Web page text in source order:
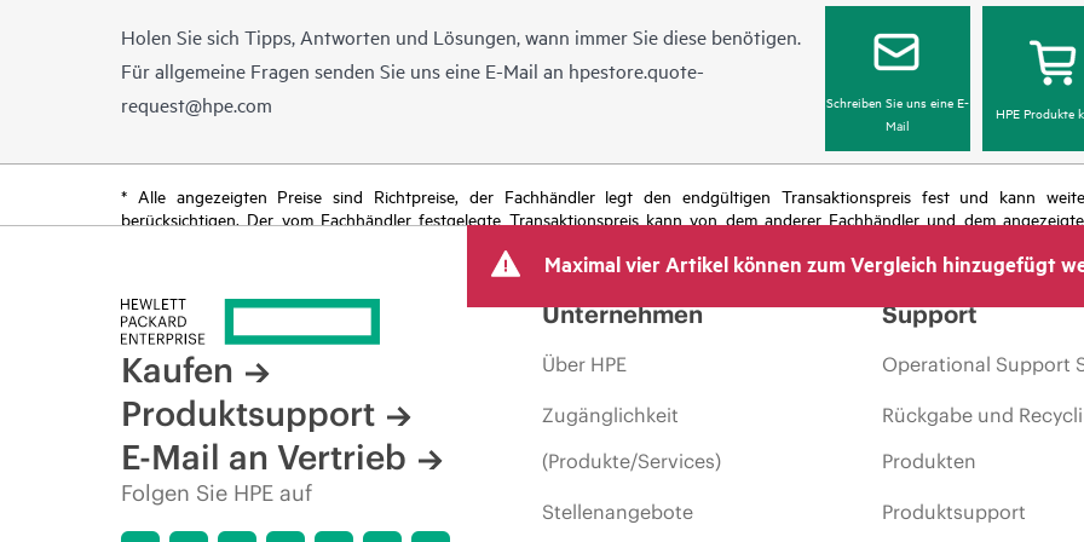
Holen Sie sich Tipps, Antworten und Lösungen, wann immer Sie diese benötigen.
Für allgemeine Fragen senden Sie uns eine E-Mail an hpestore.quote-
request@hpe.com
Schreiben Sie uns eine E-
Mail
HPE Produkte
* Alle angezeigten Preise sind Richtpreise, der Fachhändler legt den endgültigen Transaktionspreis fest und kann
berücksichtigen. Der vom Fachhändler festgelegte Transaktionspreis kann von dem anderer Fachhändler und dem
von Produkten, eingeschränkter Produktverfügbarkeit, dem Ende der Lebensdauer von Werbeaktionen und Fehlern in der
Maximal vier Artikel können zum Vergleich hinzugefügt
Kaufen
Produktsupport
E-Mail an Vertrieb
Folgen Sie HPE auf
Unternehmen
Über HPE
Zugänglichkeit
(Produkte/Services)
Stellenangebote
Support
Operational Support
Rückgabe und
Produkten
Produktsupport